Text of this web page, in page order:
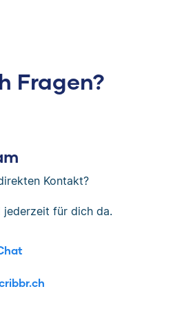
Fragen?
Kontakt?
jederzeit für dich da.